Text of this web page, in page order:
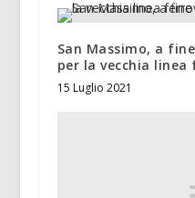
San Massimo, a
per la vecchia linea
15 Luglio 2021